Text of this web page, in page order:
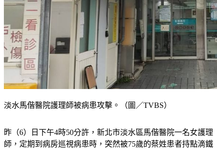
淡水馬偕醫院護理師被病患攻擊。（圖／TVBS）
昨（6）日下午4時50分許，新北市淡水區馬偕醫院一名女護理
師，定期到病房巡視病患時，突然被75歲的蔡姓患者持點滴鐵